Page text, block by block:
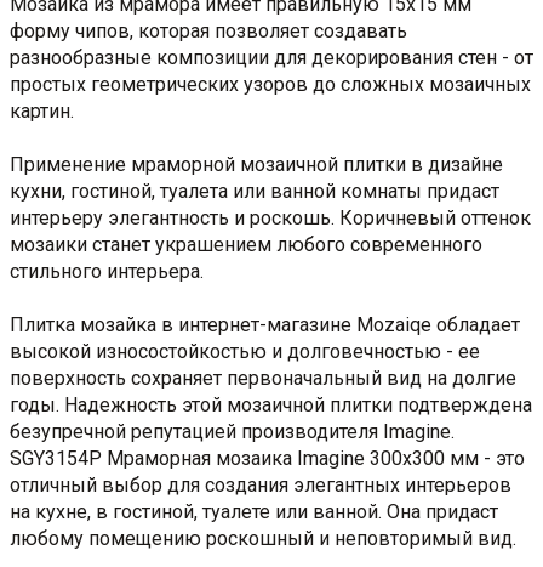
форму чипов, которая позволяет создавать
разнообразные композиции для декорирования стен - от
простых геометрических узоров до сложных мозаичных
картин.
Применение мраморной мозаичной плитки в дизайне
кухни, гостиной, туалета или ванной комнаты придаст
интерьеру элегантность и роскошь. Коричневый оттенок
мозаики станет украшением любого современного
стильного интерьера.
Плитка мозайка в интернет-магазине Mozaiqe обладает
высокой износостойкостью и долговечностью - ее
поверхность сохраняет первоначальный вид на долгие
годы. Надежность этой мозаичной плитки подтверждена
безупречной репутацией производителя Imagine.
SGY3154P Мраморная мозаика Imagine 300x300 мм - это
отличный выбор для создания элегантных интерьеров
на кухне, в гостиной, туалете или ванной. Она придаст
любому помещению роскошный и неповторимый вид.